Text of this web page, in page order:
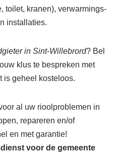
toilet, kranen), verwarmings-
installaties.
in Sint-Willebrord? Bel
klus te bespreken met
is geheel kosteloos.
al uw rioolproblemen in
repareren en/of
en met garantie!
voor de gemeente